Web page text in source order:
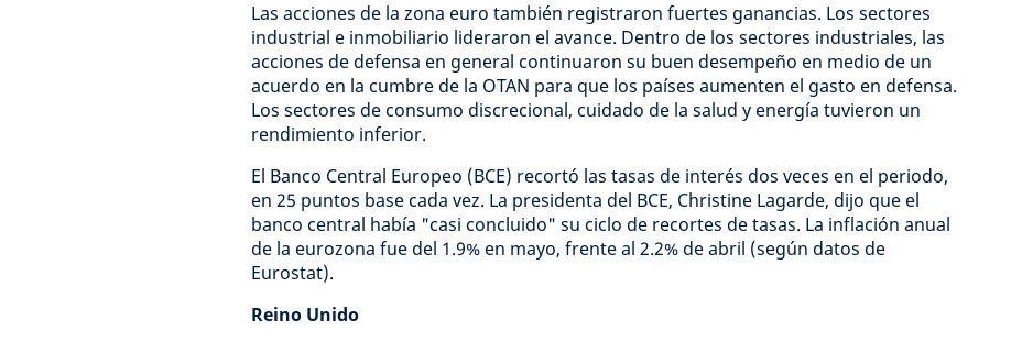
Las acciones de la zona euro también registraron fuertes ganancias. Los sectores
industrial e inmobiliario lideraron el avance. Dentro de los sectores industriales, las
acciones de defensa en general continuaron su buen desempeño en medio de un
acuerdo en la cumbre de la OTAN para que los países aumenten el gasto en defensa.
Los sectores de consumo discrecional, cuidado de la salud y energía tuvieron un
rendimiento inferior.
El Banco Central Europeo (BCE) recortó las tasas de interés dos veces en el periodo,
en 25 puntos base cada vez. La presidenta del BCE, Christine Lagarde, dijo que el
banco central había "casi concluido" su ciclo de recortes de tasas. La inflación anual
de la eurozona fue del 1.9% en mayo, frente al 2.2% de abril (según datos de
Eurostat).
Reino Unido